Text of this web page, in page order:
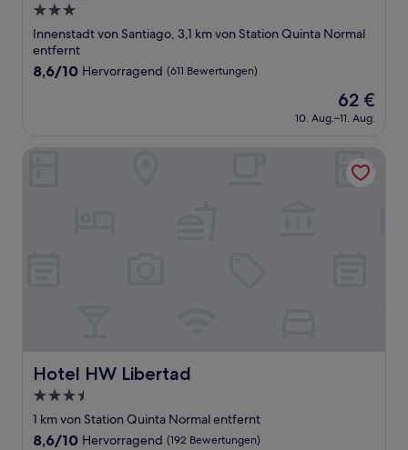
3.0-
Sterne-
Unterkunft
Innenstadt von Santiago, 3,1 km von Station Quinta Normal
entfernt
8.6
Bewertungen)
8,6/10 Hervorragend (611 Bewertungen)
Der
Preis
beträgt
62 €
10. Aug.–11. Aug.
Hotel HW Libertad
Hotel HW Libertad
3.5-
Sterne-
Unterkunft
1 km von Station Quinta Normal entfernt
8.6
8,6/10 Hervorragend (192 Bewertungen)